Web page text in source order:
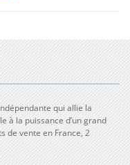
qui allie la
à la puissance d’un grand
de vente en France, 2